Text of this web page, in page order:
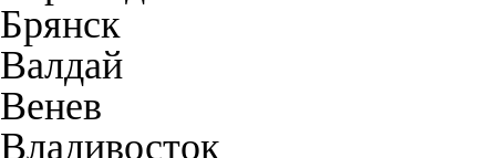
Брянск
Валдай
Венев
Владивосток